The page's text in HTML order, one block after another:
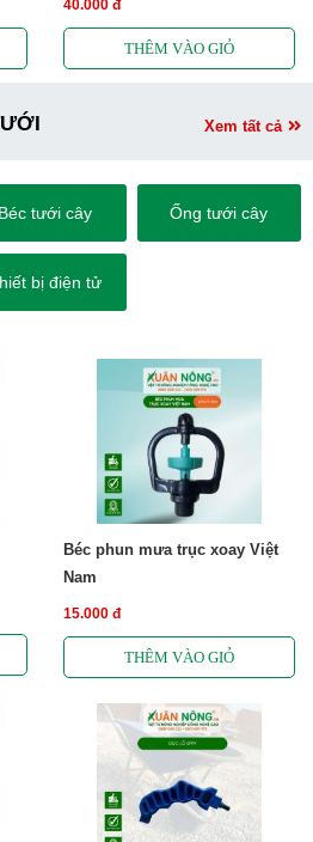
40.000 đ
Béc tưới cây Ống tưới cây
bị điện tử
Béc phun mưa trục xoay Việt
Nam
15.000 đ
Xem tất cả